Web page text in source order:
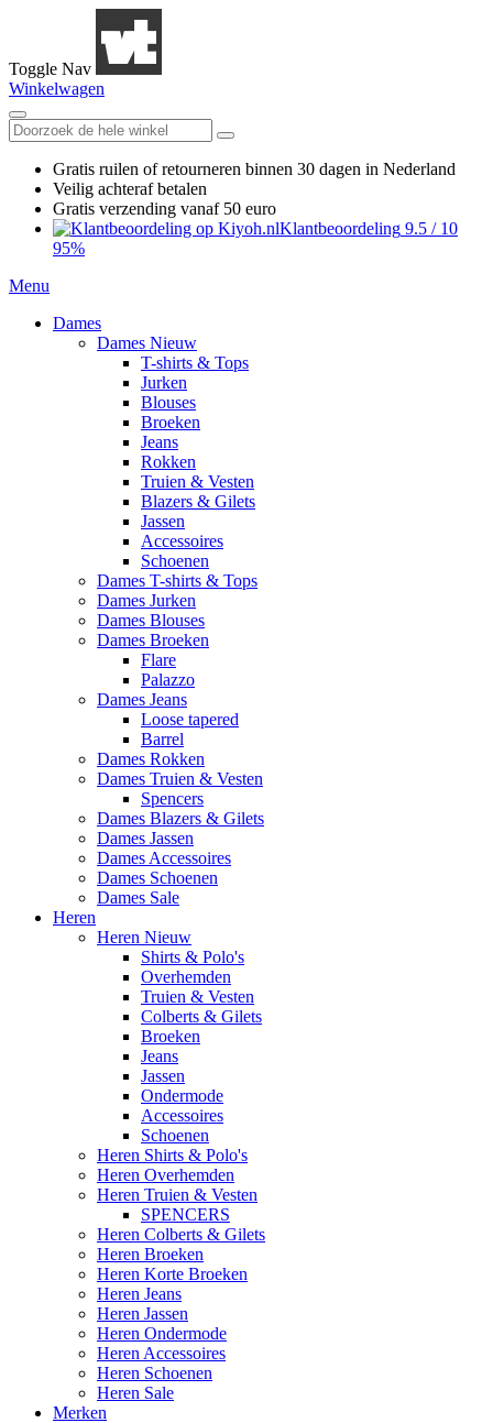
Toggle Nav
Winkelwagen
Gratis ruilen of retourneren binnen 30 dagen in Nederland
Veilig achteraf betalen
Gratis verzending vanaf 50 euro
Klantbeoordeling 9.5 / 10
95%
Menu
Dames
Dames Nieuw
T-shirts & Tops
Jurken
Blouses
Broeken
Jeans
Rokken
Truien & Vesten
Blazers & Gilets
Jassen
Accessoires
Schoenen
Dames T-shirts & Tops
Dames Jurken
Dames Blouses
Dames Broeken
Flare
Palazzo
Dames Jeans
Loose tapered
Barrel
Dames Rokken
Dames Truien & Vesten
Spencers
Dames Blazers & Gilets
Dames Jassen
Dames Accessoires
Dames Schoenen
Dames Sale
Heren
Heren Nieuw
Shirts & Polo's
Overhemden
Truien & Vesten
Colberts & Gilets
Broeken
Jeans
Jassen
Ondermode
Accessoires
Schoenen
Heren Shirts & Polo's
Heren Overhemden
Heren Truien & Vesten
SPENCERS
Heren Colberts & Gilets
Heren Broeken
Heren Korte Broeken
Heren Jeans
Heren Jassen
Heren Ondermode
Heren Accessoires
Heren Schoenen
Heren Sale
Merken